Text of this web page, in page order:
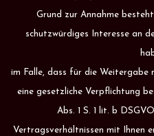
Grund zur Annahme
schutzwürdiges Interesse an
im Falle, dass für die Weitergabe
eine gesetzliche Verpflichtung
Abs. 1 S. 1 lit. b
Vertragsverhältnissen mit Ihnen